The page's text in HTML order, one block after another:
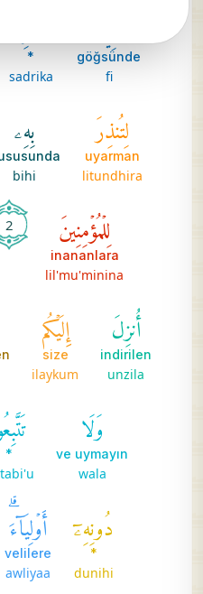
göğsünde
fi
*
sadrika
لِتُنذِرَ
uyarman
litundhira
بِهِۦ
bihi
لِلۡمُؤۡمِنِينَ
inananlara
lil'mu'minina
2
أُنزِلَ
indirilen
unzila
إِلَيۡكُم
size
ilaykum
وَلَا
ve uymayın
wala
*
دُونِهِۦٓ
*
dunihi
أَوۡلِيَآءَۗ
velilere
awliyaa